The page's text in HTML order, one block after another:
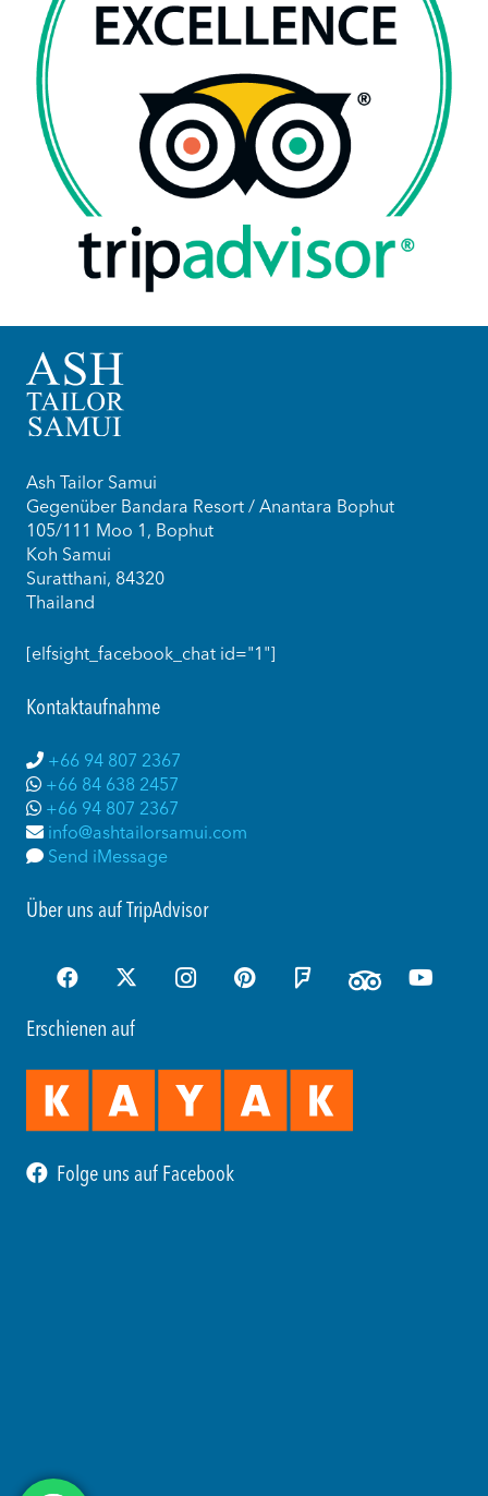
Ash Tailor Samui
Gegenüber Bandara Resort / Anantara Bophut
105/111 Moo 1, Bophut
Koh Samui
Suratthani, 84320
Thailand
[elfsight_facebook_chat id="1"]
Kontaktaufnahme
+66 94 807 2367
+66 84 638 2457
+66 94 807 2367
info@ashtailorsamui.com
Send iMessage
Über uns auf TripAdvisor
Erschienen auf
Folge uns auf Facebook